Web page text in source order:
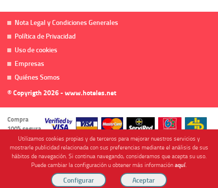
Nota Legal y Condiciones Generales
Política de Privacidad
Uso de cookies
Empresas
Quiénes Somos
© Copyrigth 2026 - www.hoteles.net
Compra
100% segura
Cofinanciado por
Utilizamos cookies propias y de terceros para mejorar nuestros servicios y
mostrarle publicidad relacionada con sus preferencias mediante el análisis de sus
hábitos de navegación. Si continua navegando, consideramos que acepta su uso.
Puede cambiar la configuración u obtener más informaciónaquí.